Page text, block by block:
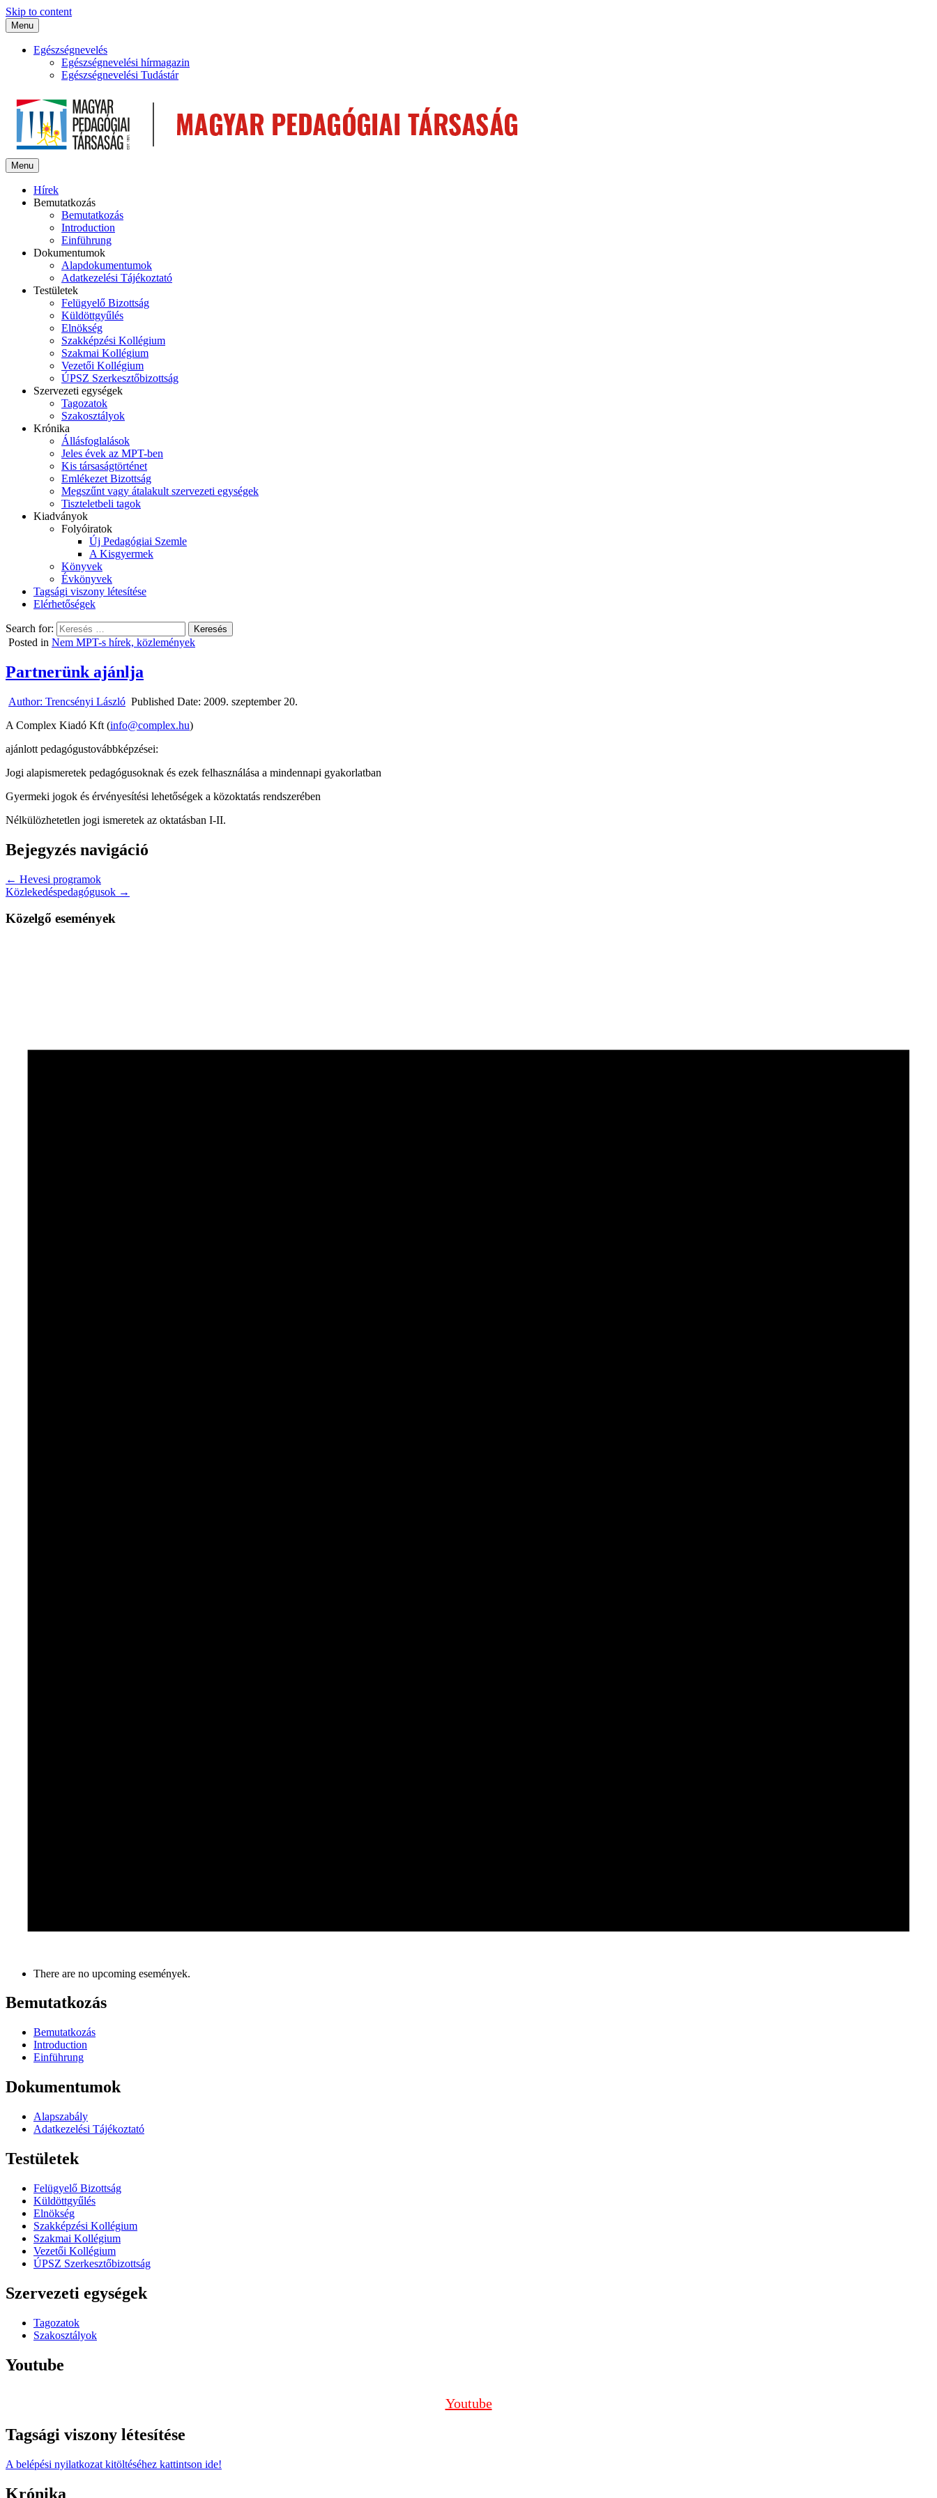
Skip to content
Menu
Egészségnevelés
Egészségnevelési hírmagazin
Egészségnevelési Tudástár
Menu
Hírek
Bemutatkozás
Bemutatkozás
Introduction
Einführung
Dokumentumok
Alapdokumentumok
Adatkezelési Tájékoztató
Testületek
Felügyelő Bizottság
Küldöttgyűlés
Elnökség
Szakképzési Kollégium
Szakmai Kollégium
Vezetői Kollégium
ÚPSZ Szerkesztőbizottság
Szervezeti egységek
Tagozatok
Szakosztályok
Krónika
Állásfoglalások
Jeles évek az MPT-ben
Kis társaságtörténet
Emlékezet Bizottság
Megszűnt vagy átalakult szervezeti egységek
Tiszteletbeli tagok
Kiadványok
Folyóiratok
Új Pedagógiai Szemle
A Kisgyermek
Könyvek
Évkönyvek
Tagsági viszony létesítése
Elérhetőségek
Search for:
Posted in Nem MPT-s hírek, közlemények
Partnerünk ajánlja
Author: Trencsényi László Published Date: 2009. szeptember 20.
A Complex Kiadó Kft (info@complex.hu)
ajánlott pedagógustovábbképzései:
Jogi alapismeretek pedagógusoknak és ezek felhasználása a mindennapi gyakorlatban
Gyermeki jogok és érvényesítési lehetőségek a közoktatás rendszerében
Nélkülözhetetlen jogi ismeretek az oktatásban I-II.
Bejegyzés navigáció
← Hevesi programok
Közlekedéspedagógusok →
Közelgő események
There are no upcoming események.
Bemutatkozás
Bemutatkozás
Introduction
Einführung
Dokumentumok
Alapszabály
Adatkezelési Tájékoztató
Testületek
Felügyelő Bizottság
Küldöttgyűlés
Elnökség
Szakképzési Kollégium
Szakmai Kollégium
Vezetői Kollégium
ÚPSZ Szerkesztőbizottság
Szervezeti egységek
Tagozatok
Szakosztályok
Youtube
Youtube
Tagsági viszony létesítése
A belépési nyilatkozat kitöltéséhez kattintson ide!
Krónika